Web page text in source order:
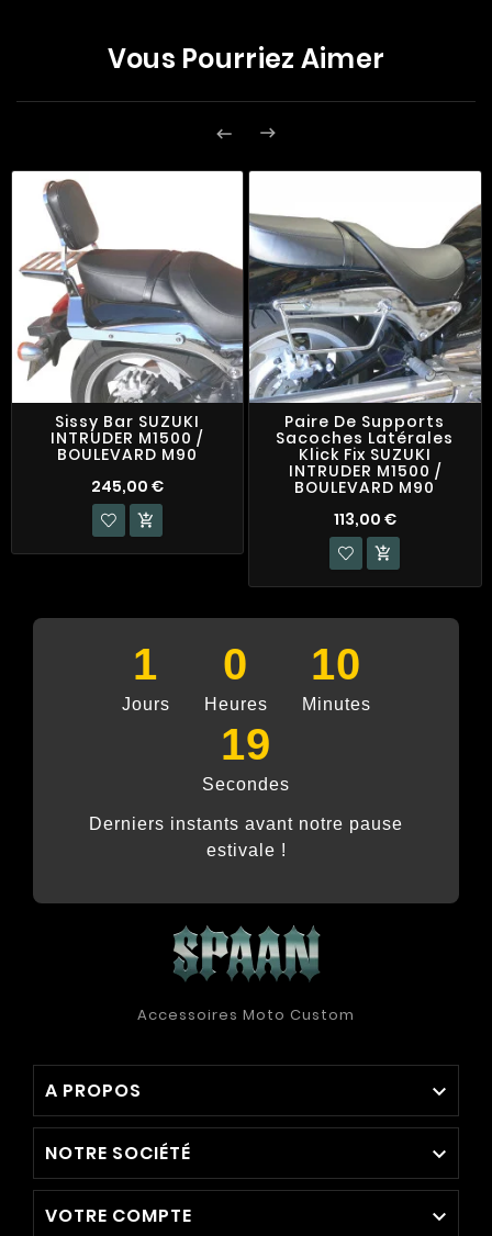
Vous Pourriez Aimer
 
Sissy Bar SUZUKI
INTRUDER M1500 /
BOULEVARD M90
245,00 €

Paire De Supports
Sacoches Latérales
Klick Fix SUZUKI
INTRUDER M1500 /
BOULEVARD M90
113,00 €

1
Jours
0
Heures
10
Minutes
19
Secondes
Derniers instants avant notre pause
estivale !
Accessoires Moto Custom
A PROPOS 
NOTRE SOCIÉTÉ 
VOTRE COMPTE 